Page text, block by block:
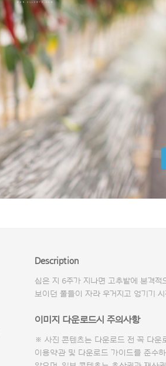
Description
심은 지 6주가 지나면 고추밭에 본격적
보이던 풀들이 자라 우거지고 엉기기
이미지 다운로드시 주의사항
※ 사진 콘텐츠는 다운로드 전 꼭 다운
이용약관 및 다운로드 가이드를 준수